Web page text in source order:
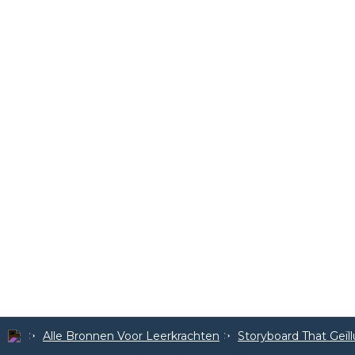
Alle Bronnen Voor Leerkrachten Storyboard That